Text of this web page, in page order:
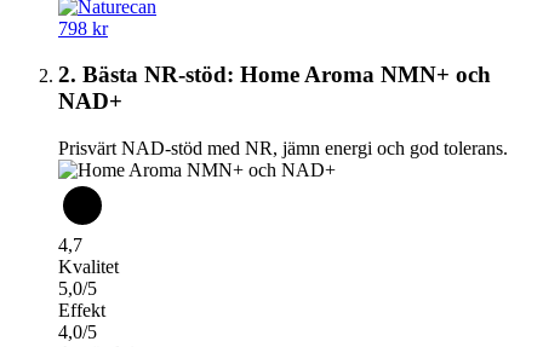
798 kr
2. Bästa NR-stöd: Home Aroma NMN+ och
NAD+
Prisvärt NAD-stöd med NR, jämn energi och god tolerans.
4,7
Kvalitet
5,0/5
Effekt
4,0/5